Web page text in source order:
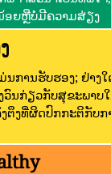
ອຍຫຼືບໍ່ມີຄວາມສ່ຽງ
ນການຮັບຮອງ; ຢ່າງ
ນກ່ຽວກັບສຸຂະພາບ
ຕຶງທີ່ຜິດປົກກະຕິກັບ